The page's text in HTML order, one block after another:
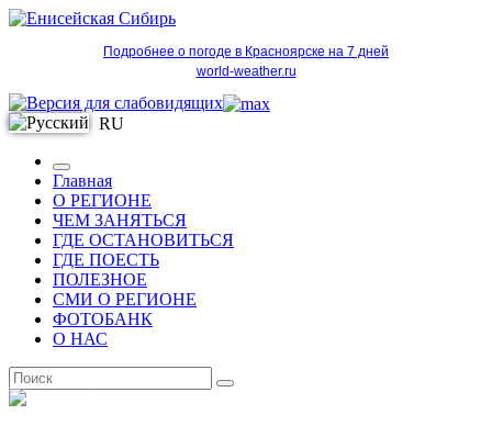
Подробнее о погоде в Красноярске на 7 дней
world-weather.ru
RU
Главная
О РЕГИОНЕ
ЧЕМ ЗАНЯТЬСЯ
ГДЕ ОСТАНОВИТЬСЯ
ГДЕ ПОЕСТЬ
ПОЛЕЗНОЕ
СМИ О РЕГИОНЕ
ФОТОБАНК
О НАС